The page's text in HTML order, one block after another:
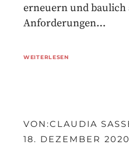
erneuern und
Anforderungen…
WEITERLESEN
VON:CLAUDIA
18. DEZEMBER 2020